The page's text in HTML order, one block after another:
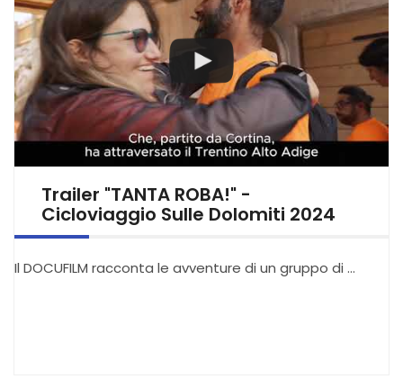
Trailer "TANTA ROBA!" -
Cicloviaggio Sulle Dolomiti 2024
Il DOCUFILM racconta le avventure di un gruppo di …